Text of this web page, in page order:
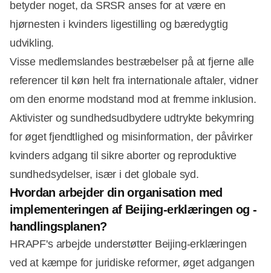
betyder noget, da SRSR anses for at være en
hjørnesten i kvinders ligestilling og bæredygtig
udvikling.
Visse medlemslandes bestræbelser på at fjerne alle
referencer til køn helt fra internationale aftaler, vidner
om den enorme modstand mod at fremme inklusion.
Aktivister og sundhedsudbydere udtrykte bekymring
for øget fjendtlighed og misinformation, der påvirker
kvinders adgang til sikre aborter og reproduktive
sundhedsydelser, især i det globale syd.
Hvordan arbejder din organisation med
implementeringen af Beijing-erklæringen og -
handlingsplanen?
HRAPF's arbejde understøtter Beijing-erklæringen
ved at kæmpe for juridiske reformer, øget adgangen